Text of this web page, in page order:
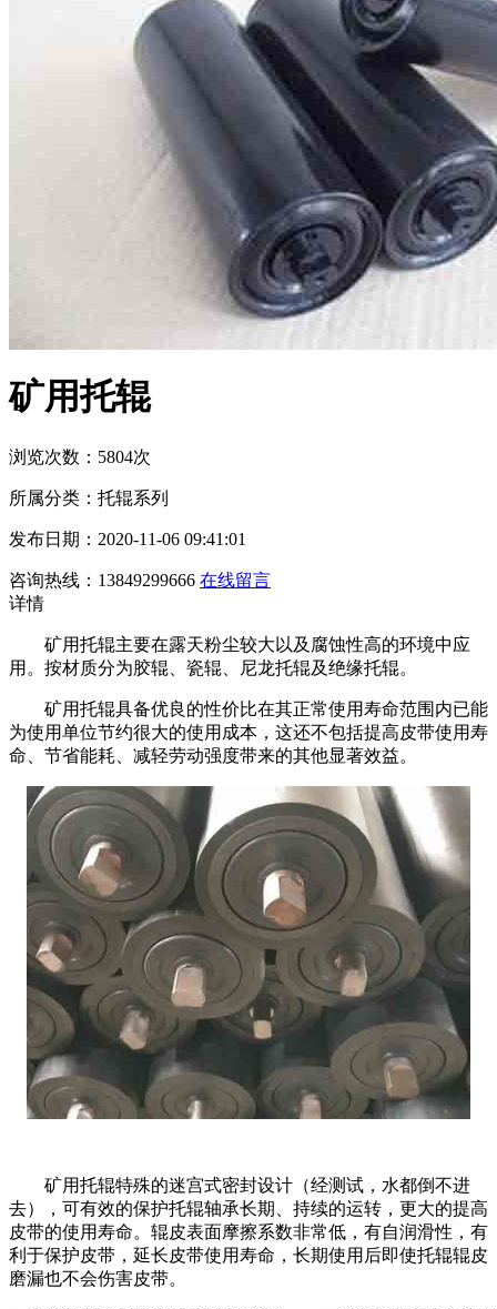
矿用托辊
浏览次数：5804次
所属分类：托辊系列
发布日期：2020-11-06 09:41:01
咨询热线：13849299666 在线留言
详情
矿用托辊主要在露天粉尘较大以及腐蚀性高的环境中应
用。按材质分为胶辊、瓷辊、尼龙托辊及绝缘托辊。
矿用托辊具备优良的性价比在其正常使用寿命范围内已能
为使用单位节约很大的使用成本，这还不包括提高皮带使用寿
命、节省能耗、减轻劳动强度带来的其他显著效益。
矿用托辊特殊的迷宫式密封设计（经测试，水都倒不进
去），可有效的保护托辊轴承长期、持续的运转，更大的提高
皮带的使用寿命。辊皮表面摩擦系数非常低，有自润滑性，有
利于保护皮带，延长皮带使用寿命，长期使用后即使托辊辊皮
磨漏也不会伤害皮带。